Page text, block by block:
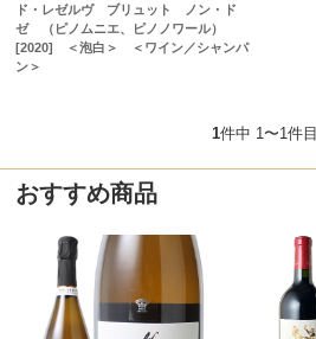
ド・レゼルヴ ブリュット ノン・ド
ゼ （ピノムニエ、ピノノワール）
[2020] ＜泡白＞ ＜ワイン／シャンパ
ン＞
1件中 1〜1件目
おすすめ商品